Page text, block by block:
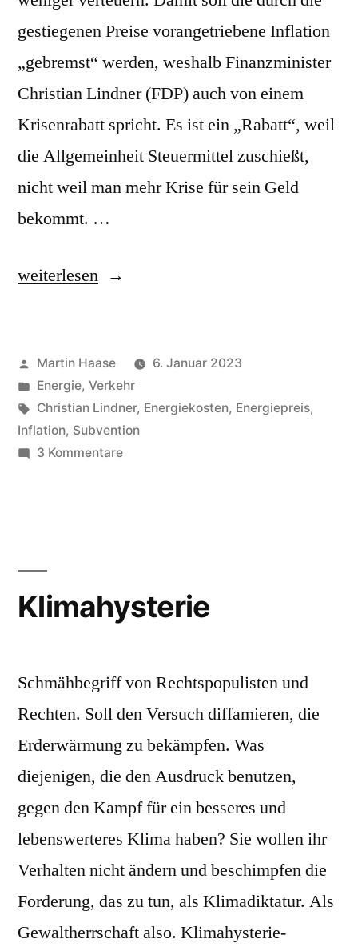
gestiegenen Preise vorangetriebene Inflation
„gebremst“ werden, weshalb Finanzminister
Christian Lindner (FDP) auch von einem
Krisenrabatt spricht. Es ist ein „Rabatt“, weil
die Allgemeinheit Steuermittel zuschießt,
nicht weil man mehr Krise für sein Geld
bekommt. …
„Spritpreisbremse“
weiterlesen
Veröffentlicht
von
Martin Haase
6. Januar 2023
Veröffentlicht
in
Energie, Verkehr
Schlagwörter:
Christian Lindner, Energiekosten, Energiepreis,
Inflation, Subvention
3 Kommentarezu
Klimahysterie
Schmähbegriff von Rechtspopulisten und
Rechten. Soll den Versuch diffamieren, die
Erderwärmung zu bekämpfen. Was
diejenigen, die den Ausdruck benutzen,
gegen den Kampf für ein besseres und
lebenswerteres Klima haben? Sie wollen ihr
Verhalten nicht ändern und beschimpfen die
Forderung, das zu tun, als Klimadiktatur. Als
Gewaltherrschaft also. Klimahysterie-